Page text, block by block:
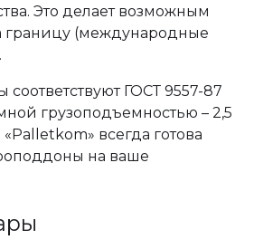
Это делает возможным
границу (международные
ГОСТ 9557-87
грузоподъемностью – 2,5
всегда готова
на ваше